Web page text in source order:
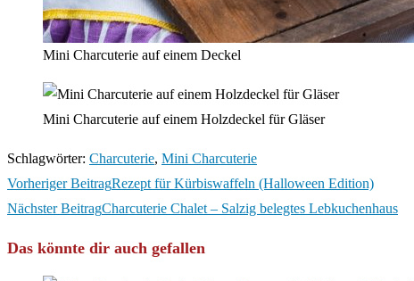
Mini Charcuterie auf einem Deckel
Mini Charcuterie auf einem Holzdeckel für Gläser
Schlagwörter: Charcuterie, Mini Charcuterie
Weitere
Artikel
Vorheriger BeitragRezept für Kürbiswaffeln (Halloween Edition)
Nächster BeitragCharcuterie Chalet – Salzig belegtes Lebkuchenhaus
Das könnte dir auch gefallen